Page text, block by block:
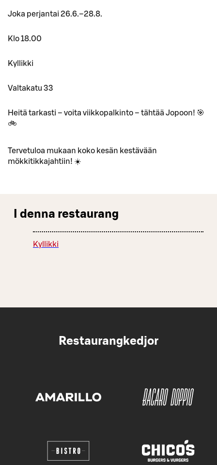
Joka perjantai 26.6.–28.8.
Klo 18.00
Kyllikki
Valtakatu 33
Heitä tarkasti – voita viikkopalkinto – tähtää Jopoon! 🎯
🚲
Tervetuloa mukaan koko kesän kestävään
mökkitikkajahtiin! ☀️
I denna restaurang
Kyllikki
Restaurangkedjor